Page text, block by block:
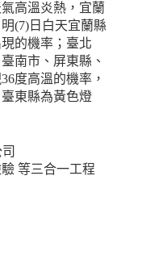
高溫炎熱，宜蘭
(7)日白天宜蘭縣
的機率；臺北
南市、屏東縣、
度高溫的機率，
東縣為黃色燈
等三合一工程